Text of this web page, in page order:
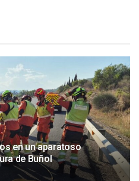
en un aparatoso
de Buñol